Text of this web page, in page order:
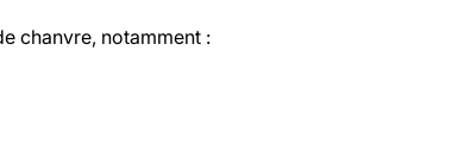
chanvre, notamment :